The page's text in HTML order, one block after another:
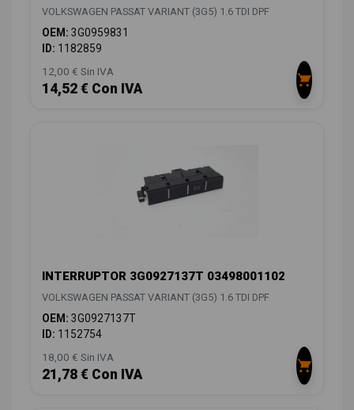
VOLKSWAGEN PASSAT VARIANT (3G5) 1.6 TDI DPF
OEM: 3G0959831
ID: 1182859
12,00 € Sin IVA
14,52 € Con IVA
INTERRUPTOR 3G0927137T 03498001102
VOLKSWAGEN PASSAT VARIANT (3G5) 1.6 TDI DPF
OEM: 3G0927137T
ID: 1152754
18,00 € Sin IVA
21,78 € Con IVA